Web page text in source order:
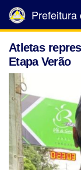
Prefeitura
Atletas
Etapa Verão